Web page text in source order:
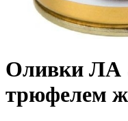
Оливки
трюфелем